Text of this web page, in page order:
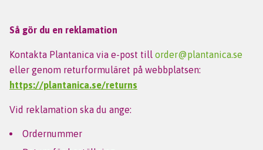
Så gör du en reklamation
Kontakta Plantanica via e-post till order@plantanica.se
eller genom returformuläret på webbplatsen:
https://plantanica.se/returns
Vid reklamation ska du ange:
Ordernummer